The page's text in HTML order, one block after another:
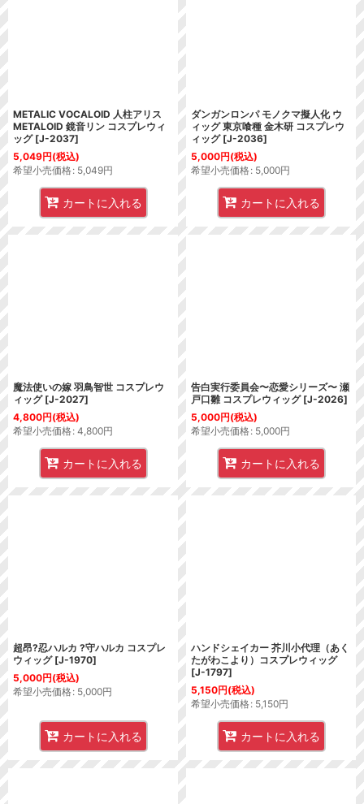
METALIC VOCALOID 人柱アリス
METALOID 鏡音リン コスプレウィ
ッグ [J-2037]
5,049円(税込)
希望小売価格: 5,049円
カートに入れる
ダンガンロンパ モノクマ擬人化 ウ
ィッグ 東京喰種 金木研 コスプレウ
ィッグ [J-2036]
5,000円(税込)
希望小売価格: 5,000円
カートに入れる
魔法使いの嫁 羽鳥智世 コスプレウ
ィッグ [J-2027]
4,800円(税込)
希望小売価格: 4,800円
カートに入れる
告白実行委員会〜恋愛シリーズ〜 瀬
戸口雛 コスプレウィッグ [J-2026]
5,000円(税込)
希望小売価格: 5,000円
カートに入れる
超昂?忍ハルカ ?守ハルカ コスプレ
ウィッグ [J-1970]
5,000円(税込)
希望小売価格: 5,000円
カートに入れる
ハンドシェイカー 芥川小代理（あく
たがわこより）コスプレウィッグ
[J-1797]
5,150円(税込)
希望小売価格: 5,150円
カートに入れる